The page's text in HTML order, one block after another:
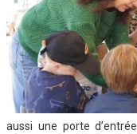
aussi une porte